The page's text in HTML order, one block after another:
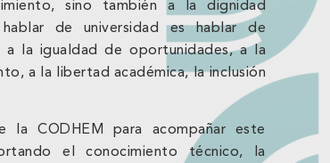
sino también a la dignidad
de universidad es hablar de
a la igualdad de oportunidades, a la
a la libertad académica, la inclusión
la CODHEM para acompañar este
el conocimiento técnico, la